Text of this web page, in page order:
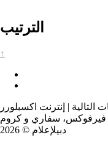
الترتيب
↑
| إنترنت اكسبلورر
دبيلإعلام © 2026